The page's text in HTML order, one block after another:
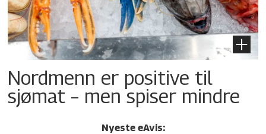
Nordmenn er positive til
sjømat – men spiser mindre
Nyeste eAvis: